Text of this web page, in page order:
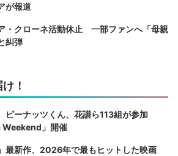
が報道
・クローネ活動休止 一部ファンへ「母親
糾弾
！
ピーナッツくん、花譜ら113組が参加
Weekend」開催
最新作、2026年で最もヒットした映画